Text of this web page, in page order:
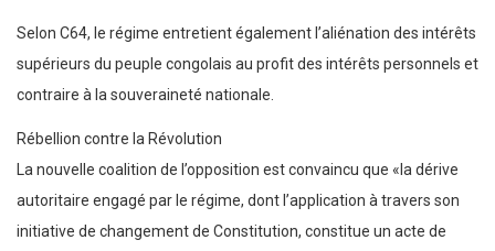
Selon C64, le régime entretient également l’aliénation des intérêts
supérieurs du peuple congolais au profit des intérêts personnels et
contraire à la souveraineté nationale.
Rébellion contre la Révolution
La nouvelle coalition de l’opposition est convaincu que «la dérive
autoritaire engagé par le régime, dont l’application à travers son
initiative de changement de Constitution, constitue un acte de